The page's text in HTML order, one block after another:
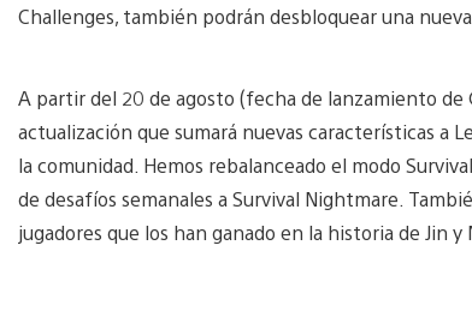
Challenges, también podrán desbloquear una
A partir del 20 de agosto (fecha de lanzamiento de
actualización que sumará nuevas características a
la comunidad. Hemos rebalanceado el modo
de desafíos semanales a Survival Nightmare.
jugadores que los han ganado en la historia de Jin y